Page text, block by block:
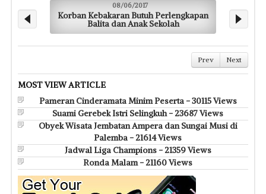
08/06/2017
Korban Kebakaran Butuh Perlengkapan
Balita dan Anak Sekolah
Prev Next
MOST VIEW ARTICLE
Pameran Cinderamata Minim Peserta - 30115 Views
Suami Gerebek Istri Selingkuh - 23687 Views
Obyek Wisata Jembatan Ampera dan Sungai Musi di
Palemba - 21614 Views
Jadwal Liga Champions - 21359 Views
Ronda Malam - 21160 Views